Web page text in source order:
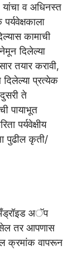
यांचा व अधिनस्त
कामाची
दिलेल्या
तयार करावी,
प्रत्येक
ते
पायाभूत
पर्यवेक्षीय
पुढील कृती/
अँड्रॉइड अॅप
तर आपणास
क्रमांक वापरून